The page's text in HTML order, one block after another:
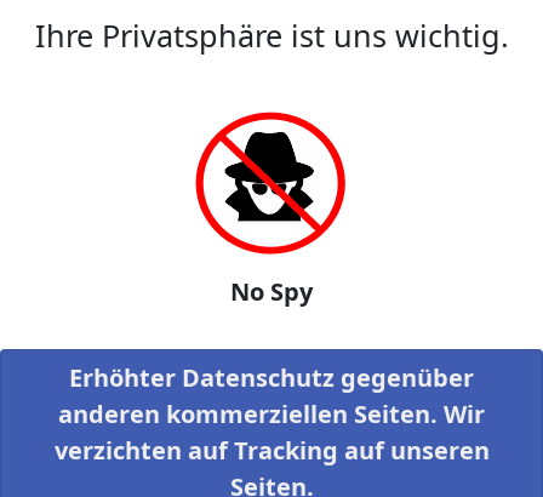
Ihre Privatsphäre ist uns wichtig.
No Spy
Erhöhter Datenschutz gegenüber
anderen kommerziellen Seiten. Wir
verzichten auf Tracking auf unseren
Seiten.